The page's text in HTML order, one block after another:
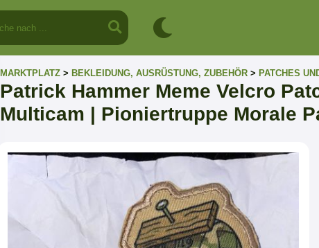
MARKTPLATZ > BEKLEIDUNG, AUSRÜSTUNG, ZUBEHÖR > PATCHES
Patrick Hammer Meme Velcro
Multicam | Pioniertruppe Morale